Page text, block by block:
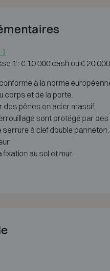
1 : € 10 000 cash ou € 20
à la norme
corps et de la porte.
pênes en acier massif.
sont protégé par
à clef double panneton.
au sol et mur.